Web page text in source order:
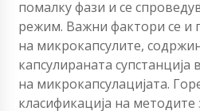
помалку фази и се
режим. Важни фактори се и
на микрокапсулите,
капсулираната
на микрокапсулацијата.
класификација на методите